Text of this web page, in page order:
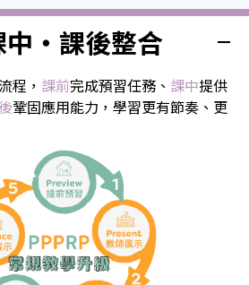
・課後整合 remove
程， 課前完成預習任務、 課中提供
鞏固應用能力，學習更有節奏、更